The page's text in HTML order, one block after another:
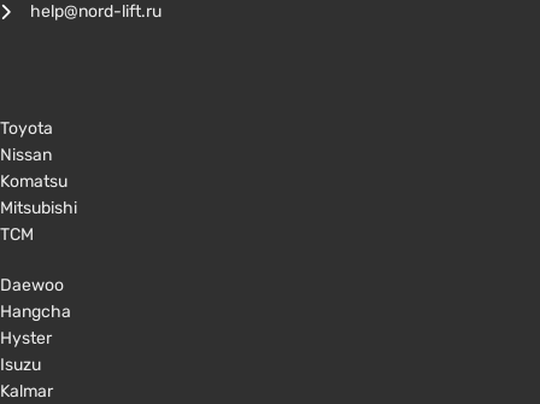
help@nord-lift.ru
Toyota
Nissan
Komatsu
Mitsubishi
TCM
Daewoo
Hangcha
Hyster
Isuzu
Kalmar